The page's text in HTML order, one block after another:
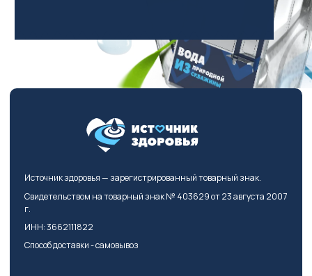
Источник здоровья — зарегистрированный товарный знак.
Свидетельством на товарный знак № 403629 от 23 августа 2007
г.
ИНН: 3662111822
Способ доставки - самовывоз